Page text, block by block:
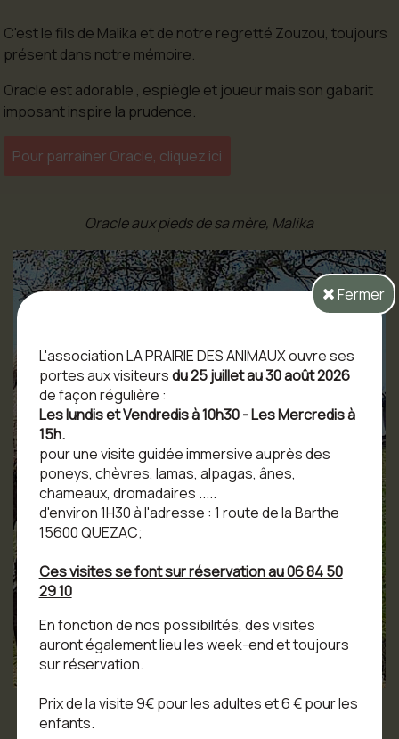
C'est le fils de Malika et de notre regretté Zouzou, toujours
présent dans notre mémoire.
Oracle est adorable , espiègle et joueur mais son gabarit
imposant inspire la prudence.
Pour parrainer Oracle, cliquez ici
Oracle aux pieds de sa mère, Malika
Fermer
L'association LA PRAIRIE DES ANIMAUX ouvre ses
portes aux visiteursdu 25 juillet au 30 août 2026
de façon régulière :
Les lundis et Vendredis à 10h30 - Les Mercredis à
15h.
pour une visite guidée immersive auprès des
poneys, chèvres, lamas, alpagas, ânes,
chameaux, dromadaires .....
d'environ 1H30 à l'adresse : 1 route de la Barthe
15600 QUEZAC;
Ces visites se font sur réservation au 06 84 50
29 10
En fonction de nos possibilités, des visites
auront également lieu les week-end et toujours
sur réservation.
Prix de la visite 9€ pour les adultes et 6 € pour les
enfants.